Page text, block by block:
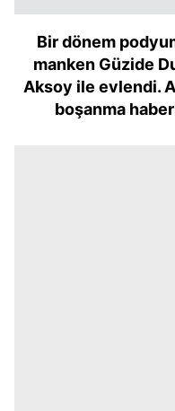
Bir dönem
manken Güzide
Aksoy ile evlendi.
boşanma